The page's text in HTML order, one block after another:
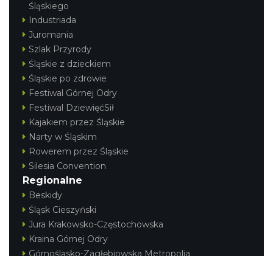
Śląskiego
Industriada
Juromania
Szlak Przyrody
Śląskie z dzieckiem
Śląskie po zdrowie
Festiwal Górnej Odry
Festiwal DziewięćSił
Kajakiem przez Śląskie
Narty w Śląskim
Rowerem przez Śląskie
Silesia Convention
Regionalne
Beskidy
Śląsk Cieszyński
Jura Krakowsko-Częstochowska
Kraina Górnej Odry